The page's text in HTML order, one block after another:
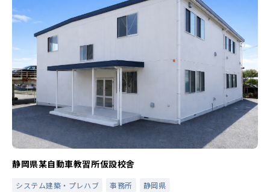
静岡県某自動車教習所仮設校舎
システム建築・プレハブ 事務所 静岡県